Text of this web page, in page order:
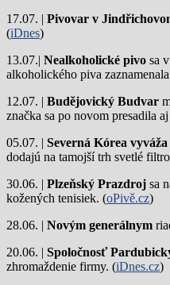
17.07. | Pivovar v
(iDnes)
13.07.| Nealkoholické pivo sa
alkoholického piva
12.07. | Budějovický Budvar
značka sa po novom presadila
05.07. | Severná Kórea vyváža
dodajú na tamojší trh svetlé
30.06. | Plzeňský Prazdroj sa
kožených tenisiek. (oPivě.cz)
28.06. | Novým generálnym
20.06. | Spoločnosť
zhromaždenie firmy. (iDnes.cz)